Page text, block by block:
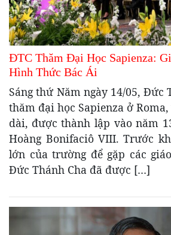
ĐTC Thăm Đại Học Sapienza:
Hình Thức Bác Ái
Sáng thứ Năm ngày 14/05, Đức
thăm đại học Sapienza ở
dài, được thành lập vào năm
Hoàng Bonifaciô VIII. Trước
lớn của trường để gặp các
Đức Thánh Cha đã được […]